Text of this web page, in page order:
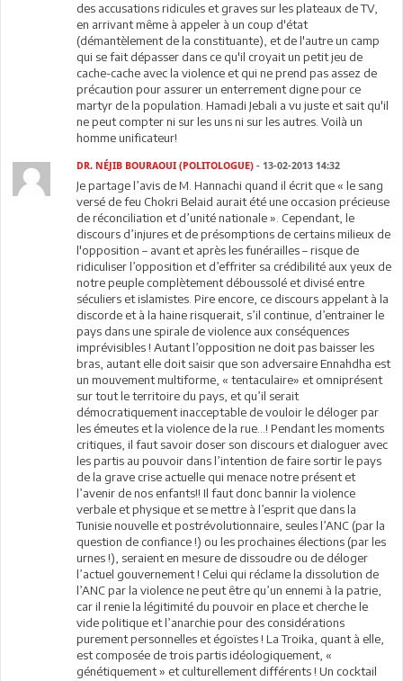
des accusations ridicules et graves sur les plateaux de TV,
en arrivant même à appeler à un coup d'état
(démantèlement de la constituante), et de l'autre un camp
qui se fait dépasser dans ce qu'il croyait un petit jeu de
cache-cache avec la violence et qui ne prend pas assez de
précaution pour assurer un enterrement digne pour ce
martyr de la population. Hamadi Jebali a vu juste et sait qu'il
ne peut compter ni sur les uns ni sur les autres. Voilà un
homme unificateur!
DR. NÉJIB BOURAOUI (POLITOLOGUE) - 13-02-2013 14:32
Je partage l’avis de M. Hannachi quand il écrit que « le sang
versé de feu Chokri Belaid aurait été une occasion précieuse
de réconciliation et d’unité nationale ». Cependant, le
discours d’injures et de présomptions de certains milieux de
l'opposition – avant et après les funérailles – risque de
ridiculiser l’opposition et d’effriter sa crédibilité aux yeux de
notre peuple complètement déboussolé et divisé entre
séculiers et islamistes. Pire encore, ce discours appelant à la
discorde et à la haine risquerait, s’il continue, d’entrainer le
pays dans une spirale de violence aux conséquences
imprévisibles ! Autant l’opposition ne doit pas baisser les
bras, autant elle doit saisir que son adversaire Ennahdha est
un mouvement multiforme, « tentaculaire» et omniprésent
sur tout le territoire du pays, et qu’il serait
démocratiquement inacceptable de vouloir le déloger par
les émeutes et la violence de la rue…! Pendant les moments
critiques, il faut savoir doser son discours et dialoguer avec
les partis au pouvoir dans l’intention de faire sortir le pays
de la grave crise actuelle qui menace notre présent et
l’avenir de nos enfants!! Il faut donc bannir la violence
verbale et physique et se mettre à l’esprit que dans la
Tunisie nouvelle et postrévolutionnaire, seules l’ANC (par la
question de confiance !) ou les prochaines élections (par les
urnes !), seraient en mesure de dissoudre ou de déloger
l’actuel gouvernement ! Celui qui réclame la dissolution de
l’ANC par la violence ne peut être qu’un ennemi à la patrie,
car il renie la légitimité du pouvoir en place et cherche le
vide politique et l’anarchie pour des considérations
purement personnelles et égoïstes ! La Troika, quant à elle,
est composée de trois partis idéologiquement, «
génétiquement » et culturellement différents ! Un cocktail